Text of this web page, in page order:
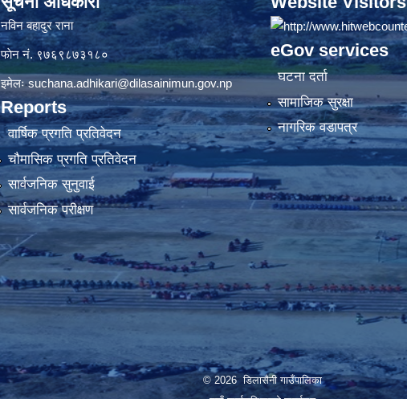
नविन बहादुर राना
फाेन नं. ९७६९८७३१८०
इमेलःsuchana.adhikari@dilasainimun.gov.np
Reports
वार्षिक प्रगति प्रतिवेदन
चौमासिक प्रगति प्रतिवेदन
सार्वजनिक सुनुवाई
सार्वजनिक परीक्षण
eGov services
घटना दर्ता
सामाजिक सुरक्षा
नागरिक वडापत्र
© 2026 डिलासैनी गाउँपालिका